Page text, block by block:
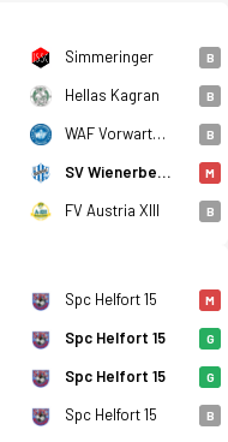
Simmeringer B
Hellas Kagran B
WAF Vorwarts Brigittenau B
SV Wienerberg 1921 M
FV Austria XIII B
Spc Helfort 15 M
Spc Helfort 15 G
Spc Helfort 15 G
Spc Helfort 15 B